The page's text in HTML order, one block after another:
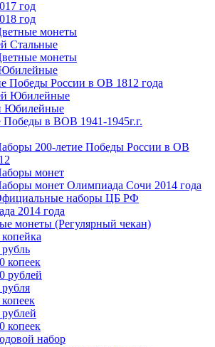
год
год
монеты
Стальные
монеты
Победы России в ОВ 1812 года
Юбилейные
Юбилейные
Победы в ВОВ 1941-1945г.г.
200-летие Победы России в ОВ
монет
монет Олимпиада Сочи 2014 года
наборы ЦБ РФ
2014 года
монеты (Регулярный чекан)
копеек
рублей
копеек
набор